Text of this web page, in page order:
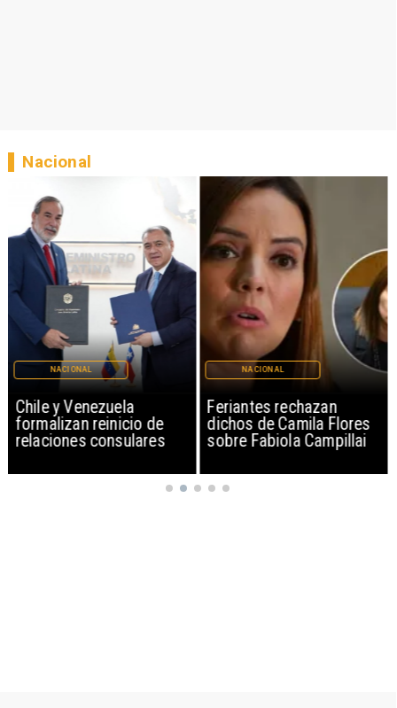
Chile y Venezuela
formalizan reinicio de
relaciones consulares
NACIONAL
Feriantes rechazan
dichos de Camila Flores
sobre Fabiola Campillai
NACIONAL
Nacional